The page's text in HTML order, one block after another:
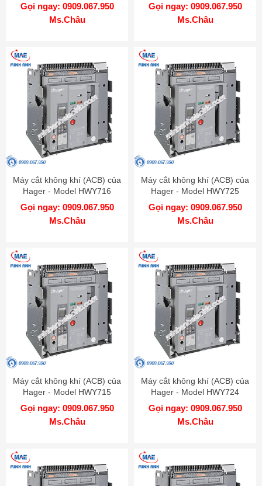
Gọi ngay: 0909.067.950
Ms.Châu
Gọi ngay: 0909.067.950
Ms.Châu
Máy cắt không khí (ACB) của
Hager - Model HWY716
Gọi ngay: 0909.067.950
Ms.Châu
Máy cắt không khí (ACB) của
Hager - Model HWY725
Gọi ngay: 0909.067.950
Ms.Châu
Máy cắt không khí (ACB) của
Hager - Model HWY715
Gọi ngay: 0909.067.950
Ms.Châu
Máy cắt không khí (ACB) của
Hager - Model HWY724
Gọi ngay: 0909.067.950
Ms.Châu